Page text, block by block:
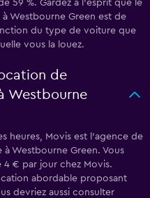
59 %. Gardez à l’esprit que le
Westbourne Green est de
du type de voiture que
vous la louez.
de
Westbourne
heures, Movis est l’agence de
Westbourne Green. Vous
€ par jour chez Movis.
abordable proposant
devriez aussi consulter